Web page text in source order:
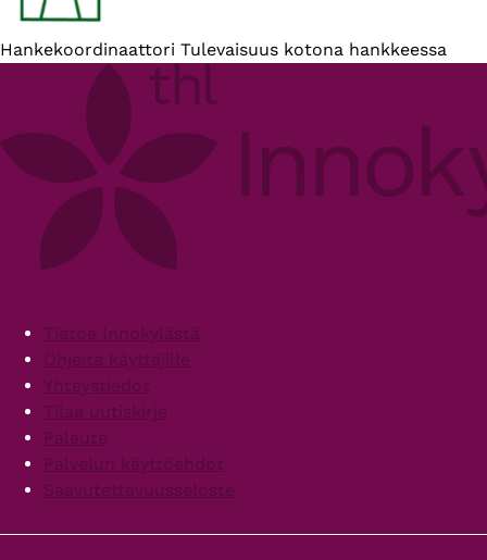
Esittelyteksti
Hankekoordinaattori Tulevaisuus kotona hankkeessa
FooterTietoa Innokylästä
Ohjeita käyttäjille
Yhteystiedot
Tilaa uutiskirje
Palaute
Palvelun käyttöehdot
Saavutettavuusseloste